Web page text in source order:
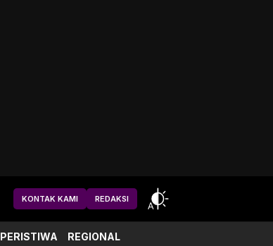
KONTAK KAMI REDAKSI
PERISTIWA REGIONAL